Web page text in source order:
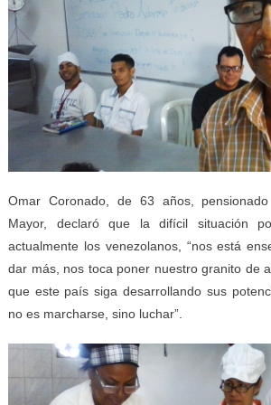
Omar Coronado, de 63 años,
Mayor, declaró que la difícil situación
actualmente los venezolanos, “nos está
dar más, nos toca poner nuestro granito de
que este país siga desarrollando sus
no es marcharse, sino luchar”.